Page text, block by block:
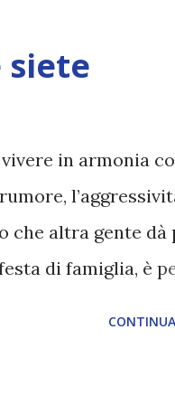
gaia-waters-
http://
siete
in armonia
che altra gente dà
di famiglia, è